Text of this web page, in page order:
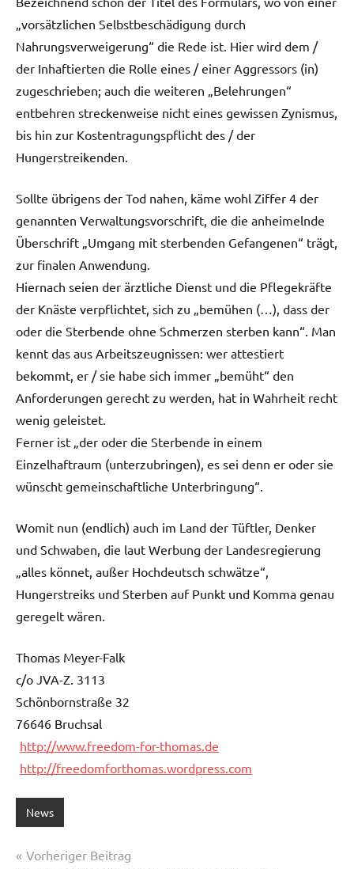
„vorsätzlichen Selbstbeschädigung durch
Nahrungsverweigerung“ die Rede ist. Hier wird dem /
der Inhaftierten die Rolle eines / einer Aggressors (in)
zugeschrieben; auch die weiteren „Belehrungen“
entbehren streckenweise nicht eines gewissen Zynismus,
bis hin zur Kostentragungspflicht des / der
Hungerstreikenden.
Sollte übrigens der Tod nahen, käme wohl Ziffer 4 der
genannten Verwaltungsvorschrift, die die anheimelnde
Überschrift „Umgang mit sterbenden Gefangenen“ trägt,
zur finalen Anwendung.
Hiernach seien der ärztliche Dienst und die Pflegekräfte
der Knäste verpflichtet, sich zu „bemühen (…), dass der
oder die Sterbende ohne Schmerzen sterben kann“. Man
kennt das aus Arbeitszeugnissen: wer attestiert
bekommt, er / sie habe sich immer „bemüht“ den
Anforderungen gerecht zu werden, hat in Wahrheit recht
wenig geleistet.
Ferner ist „der oder die Sterbende in einem
Einzelhaftraum (unterzubringen), es sei denn er oder sie
wünscht gemeinschaftliche Unterbringung“.
Womit nun (endlich) auch im Land der Tüftler, Denker
und Schwaben, die laut Werbung der Landesregierung
„alles könnet, außer Hochdeutsch schwätze“,
Hungerstreiks und Sterben auf Punkt und Komma genau
geregelt wären.
Thomas Meyer-Falk
c/o JVA-Z. 3113
Schönbornstraße 32
76646 Bruchsal
http://www.freedom-for-thomas.de
http://freedomforthomas.wordpress.com
News
Beitragsnavigation
Vorheriger Beitrag